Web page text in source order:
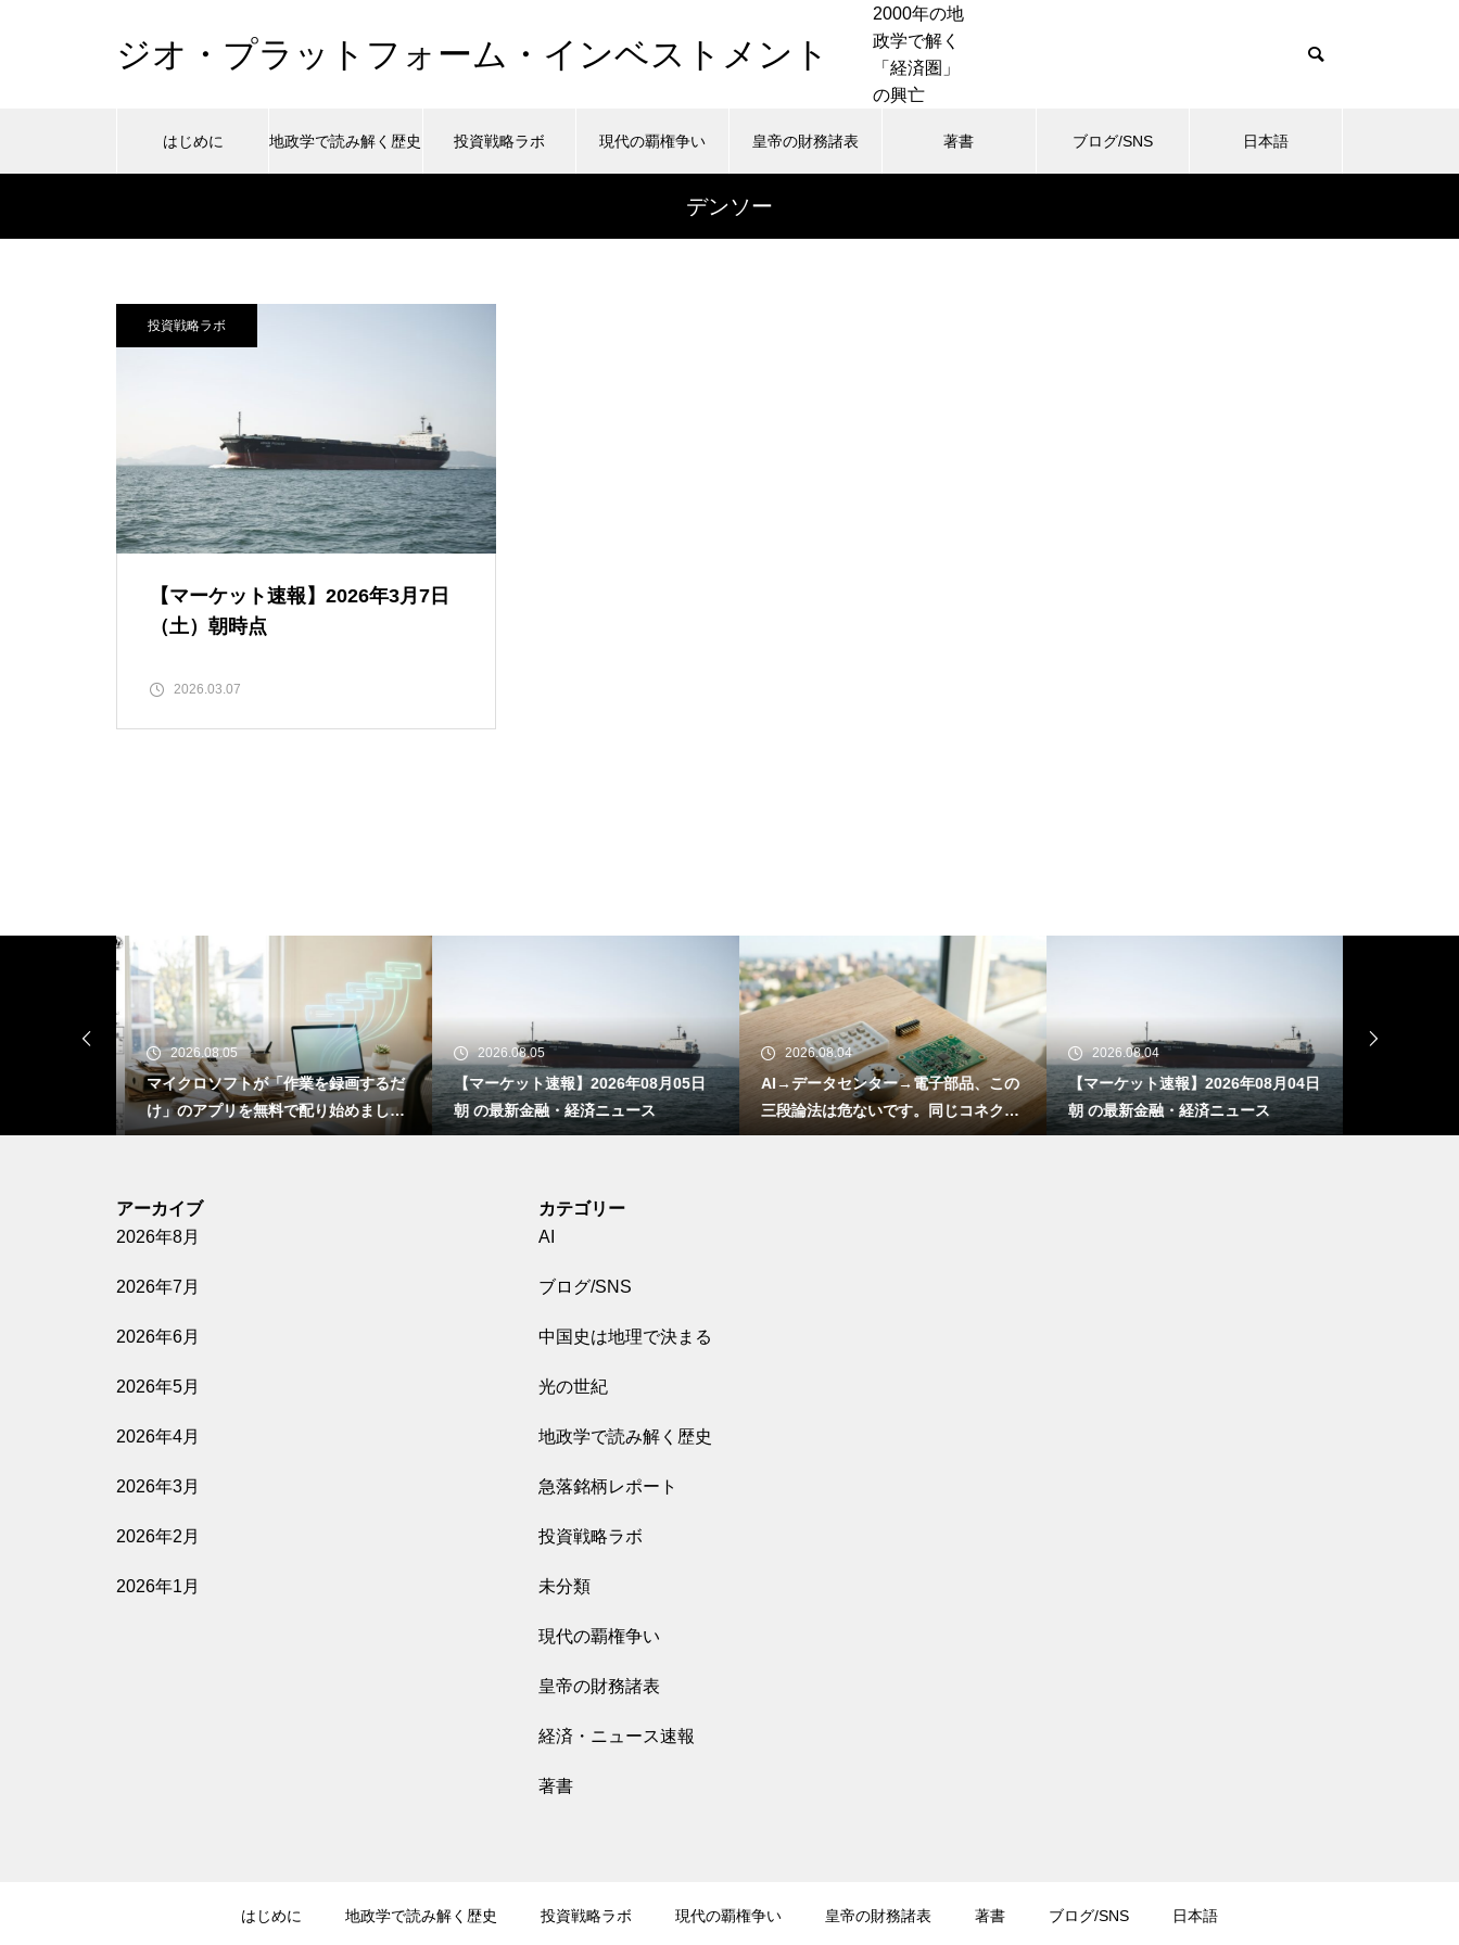
ジオ・プラットフォーム・インベストメント
2000年の地
政学で解く
「経済圏」
の興亡
はじめに 地政学で読み解く歴史 投資戦略ラボ 現代の覇権争い 皇帝の財務諸表 著書 ブログ/SNS 日本語
Warning
content/themes/muum_tcd085/functions/menu.php
デンソー
投資戦略ラボ
【マーケット速報】2026年3月7日
（土）朝時点
2026.03.07
2026.08.05
マイクロソフトが「作業を録画するだ
け」のアプリを無料で配り始めました
― 日本の職場に残った手作業は、これ
2026.08.05
【マーケット速報】2026年08月05日
朝 の最新金融・経済ニュース
2026.08.04
AI→データセンター→電子部品、この
三段論法は危ないです。同じコネクタ
で営業利益率が5倍違う世界の話
2026.08.04
【マーケット速報】2026年08月04日
朝 の最新金融・経済ニュース
引」と6年償
アーカイブ
2026年8月
2026年7月
2026年6月
2026年5月
2026年4月
2026年3月
2026年2月
2026年1月
カテゴリー
AI
ブログ/SNS
中国史は地理で決まる
光の世紀
地政学で読み解く歴史
急落銘柄レポート
投資戦略ラボ
未分類
現代の覇権争い
皇帝の財務諸表
経済・ニュース速報
著書
はじめに 地政学で読み解く歴史 投資戦略ラボ 現代の覇権争い 皇帝の財務諸表 著書 ブログ/SNS 日本語